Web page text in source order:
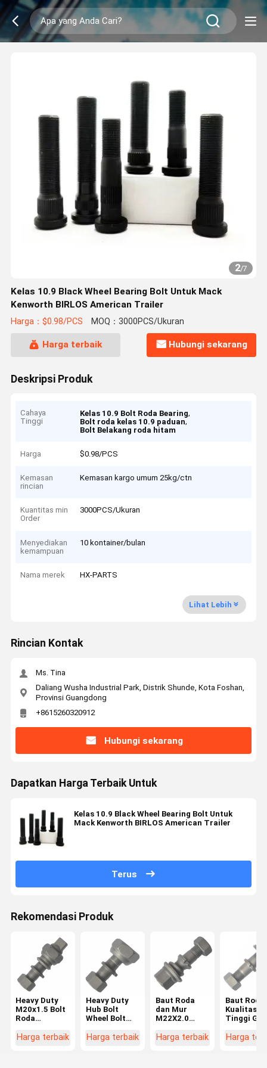
2/7
Kelas 10.9 Black Wheel Bearing Bolt Untuk Mack
Kenworth BIRLOS American Trailer
Harga：$0.98/PCS MOQ：3000PCS/Ukuran
Harga terbaik Hubungi sekarang
Deskripsi Produk
Cahaya
Tinggi
Kelas 10.9 Bolt Roda Bearing,
Bolt roda kelas 10.9 paduan,
Bolt Belakang roda hitam
Harga $0.98/PCS
Kemasan
rincian
Kemasan kargo umum 25kg/ctn
Kuantitas min
Order
3000PCS/Ukuran
Menyediakan
kemampuan
10 kontainer/bulan
Nama merek HX-PARTS
Lihat Lebih
Rincian Kontak
Ms. Tina
Daliang Wusha Industrial Park, Distrik Shunde, Kota Foshan,
Provinsi Guangdong
+8615260320912
Hubungi sekarang
Dapatkan Harga Terbaik Untuk
Kelas 10.9 Black Wheel Bearing Bolt Untuk
Mack Kenworth BIRLOS American Trailer
Terus
Rekomendasi Produk
Heavy Duty
M20x1.5 Bolt
Roda
untuk Hino
Harga terbaik
Heavy Duty
Hub Bolt
Wheel Bolt
FF/MA Depan
Harga terbaik
Baut Roda
dan Mur
M22X2.0
untuk Truk
Harga terbaik
Baut Roda
Kualitas
Tinggi
untuk Truk
Harga